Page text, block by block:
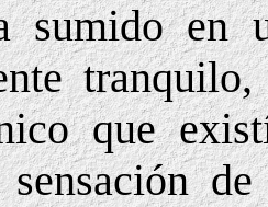
sumido en
que